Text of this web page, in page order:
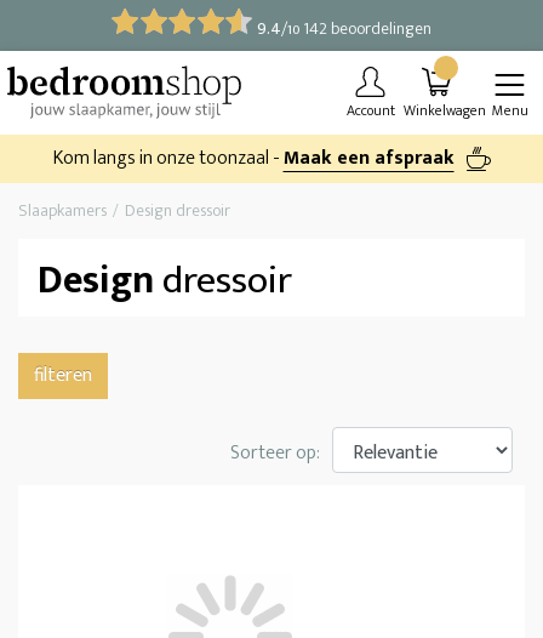
9.4/10 142 beoordelingen
Account Winkelwagen Menu
Kom langs in onze toonzaal -Maak een afspraak
Slaapkamers Design dressoir
Designdressoir
filteren
Sorteer op: